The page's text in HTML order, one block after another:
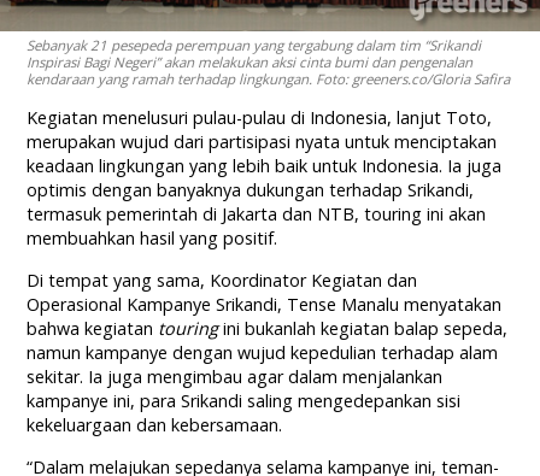
Sebanyak 21 pesepeda perempuan yang tergabung dalam tim “Srikandi
Inspirasi Bagi Negeri” akan melakukan aksi cinta bumi dan pengenalan
kendaraan yang ramah terhadap lingkungan. Foto: greeners.co/Gloria Safira
Kegiatan menelusuri pulau-pulau di Indonesia, lanjut Toto,
merupakan wujud dari partisipasi nyata untuk menciptakan
keadaan lingkungan yang lebih baik untuk Indonesia. Ia juga
optimis dengan banyaknya dukungan terhadap Srikandi,
termasuk pemerintah di Jakarta dan NTB, touring ini akan
membuahkan hasil yang positif.
Di tempat yang sama, Koordinator Kegiatan dan
Operasional Kampanye Srikandi, Tense Manalu menyatakan
bahwa kegiatan touringini bukanlah kegiatan balap sepeda,
namun kampanye dengan wujud kepedulian terhadap alam
sekitar. Ia juga mengimbau agar dalam menjalankan
kampanye ini, para Srikandi saling mengedepankan sisi
kekeluargaan dan kebersamaan.
“Dalam melajukan sepedanya selama kampanye ini, teman-